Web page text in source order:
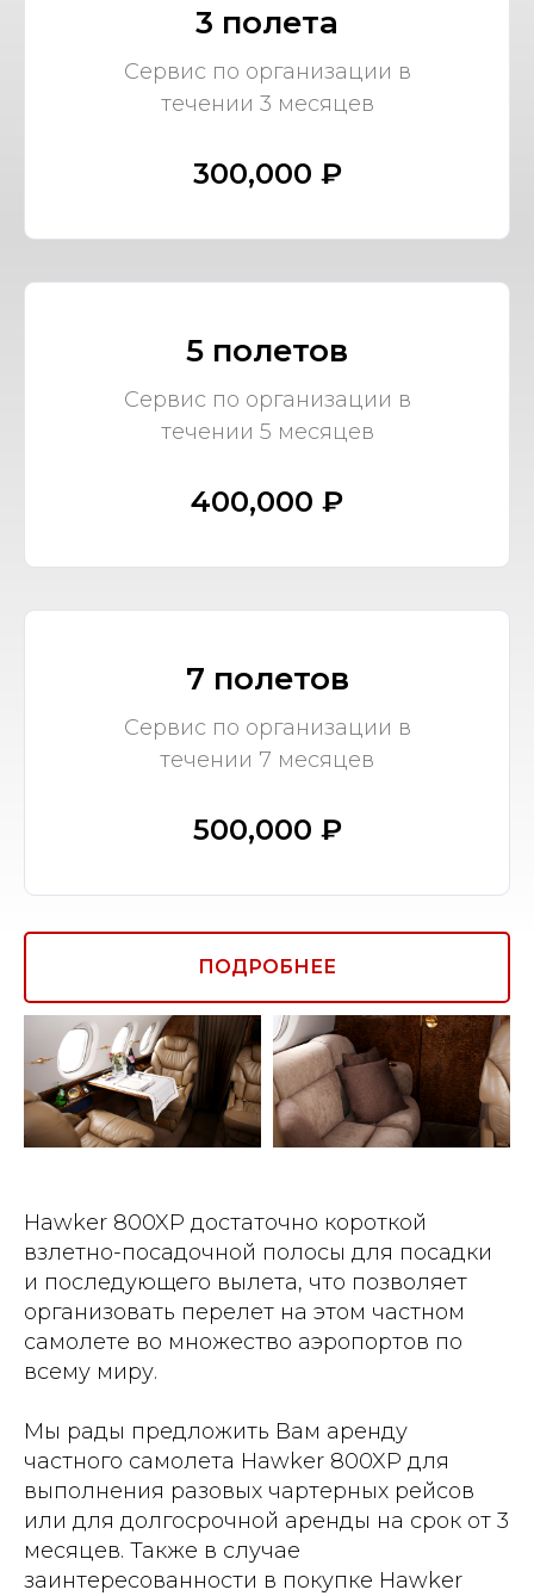
3 полета
Сервис по организации в
течении 3 месяцев
300,000 ₽
5 полетов
Сервис по организации в
течении 5 месяцев
400,000 ₽
7 полетов
Сервис по организации в
течении 7 месяцев
500,000 ₽
ПОДРОБНЕЕ
Hawker 800XP достаточно короткой
взлетно-посадочной полосы для посадки
и последующего вылета, что позволяет
организовать перелет на этом частном
самолете во множество аэропортов по
всему миру.
Мы рады предложить Вам аренду
частного самолета Hawker 800XP для
выполнения разовых чартерных рейсов
или для долгосрочной аренды на срок от 3
месяцев. Также в случае
заинтересованности в покупке Hawker